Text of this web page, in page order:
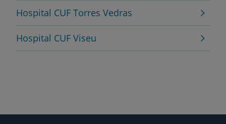
Hospital CUF Torres Vedras
Hospital CUF Viseu